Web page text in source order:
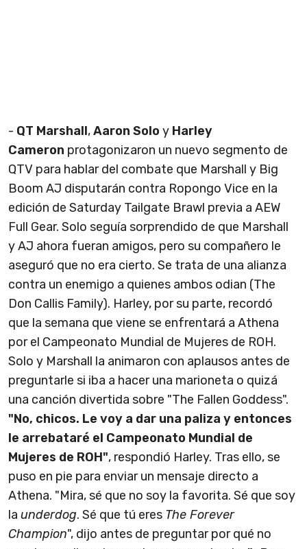
- QT Marshall,Aaron Solo y Harley
Cameron protagonizaron un nuevo segmento de
QTV para hablar del combate que Marshall y Big
Boom AJ disputarán contra Ropongo Vice en la
edición de Saturday Tailgate Brawl previa a AEW
Full Gear. Solo seguía sorprendido de que Marshall
y AJ ahora fueran amigos, pero su compañero le
aseguró que no era cierto. Se trata de una alianza
contra un enemigo a quienes ambos odian (The
Don Callis Family). Harley, por su parte, recordó
que la semana que viene se enfrentará a Athena
por el Campeonato Mundial de Mujeres de ROH.
Solo y Marshall la animaron con aplausos antes de
preguntarle si iba a hacer una marioneta o quizá
una canción divertida sobre "The Fallen Goddess".
"No, chicos. Le voy a dar una paliza y entonces
le arrebataré el Campeonato Mundial de
Mujeres de ROH", respondió Harley. Tras ello, se
puso en pie para enviar un mensaje directo a
Athena. "Mira, sé que no soy la favorita. Sé que soy
la underdog. Sé que tú eres The Forever
Champion", dijo antes de preguntar por qué no